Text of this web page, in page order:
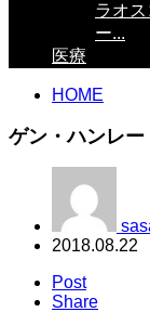
ラオ
ー...
医療
HOME
ゲン・ハンレー
2018.08.22
Post
Share